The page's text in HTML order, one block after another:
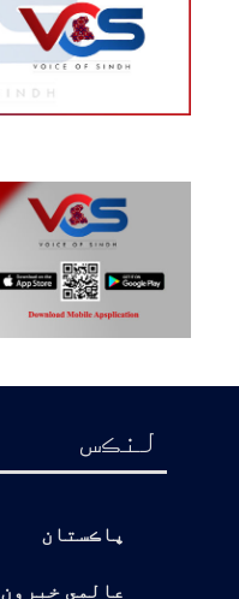
لنڪس
پاڪستان
عالمي خبرون